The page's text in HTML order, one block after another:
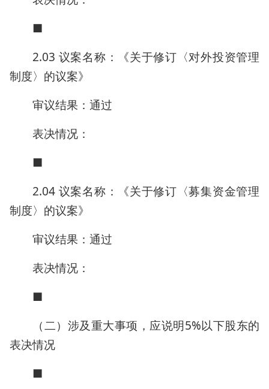
■
2.03 议案名称：《关于修订〈对外投资管理
制度〉的议案》
审议结果：通过
表决情况：
■
2.04 议案名称：《关于修订〈募集资金管理
制度〉的议案》
审议结果：通过
表决情况：
■
（二）涉及重大事项，应说明5%以下股东的
表决情况
■